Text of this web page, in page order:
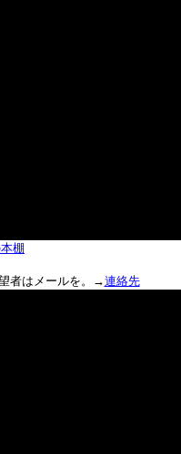
棚
者はメールを。→連絡先